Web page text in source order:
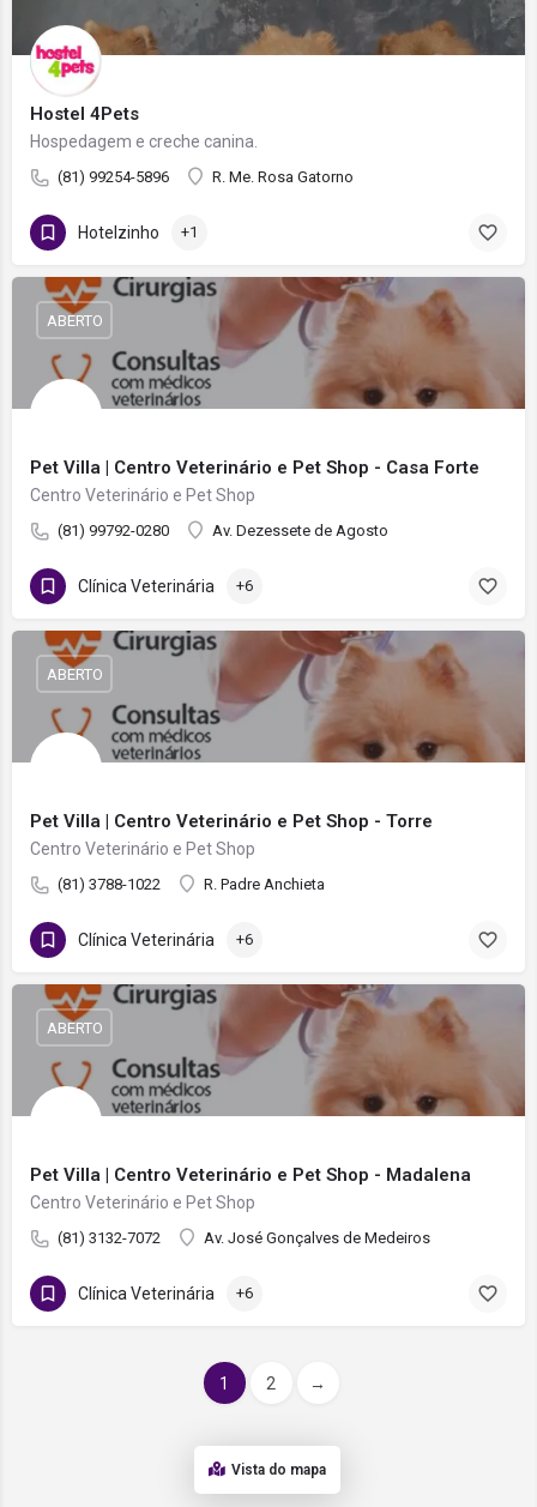
Hostel 4Pets
Hospedagem e creche canina.
(81) 99254-5896 R. Me. Rosa Gatorno
Hotelzinho +1
Pet Villa | Centro Veterinário e Pet Shop - Casa Forte
Centro Veterinário e Pet Shop
(81) 99792-0280 Av. Dezessete de Agosto
ABERTO
Clínica Veterinária +6
Pet Villa | Centro Veterinário e Pet Shop - Torre
Centro Veterinário e Pet Shop
(81) 3788-1022 R. Padre Anchieta
ABERTO
Clínica Veterinária +6
Pet Villa | Centro Veterinário e Pet Shop - Madalena
Centro Veterinário e Pet Shop
(81) 3132-7072 Av. José Gonçalves de Medeiros
ABERTO
Clínica Veterinária +6
1 2 →
Vista do mapa